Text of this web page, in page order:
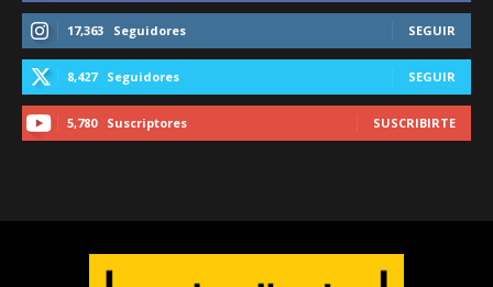
17,363 Seguidores SEGUIR
8,427 Seguidores SEGUIR
5,780 Suscriptores SUSCRIBIRTE